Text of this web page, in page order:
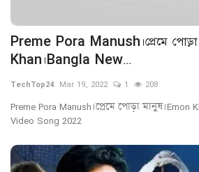
Preme Pora Manush।প্রেমে
Khan।Bangla New...
TechTop24 Mar 19, 2022 1 208
Preme Pora Manush।প্রেমে পোড়া মানুষ।Emon
Video Song 2022